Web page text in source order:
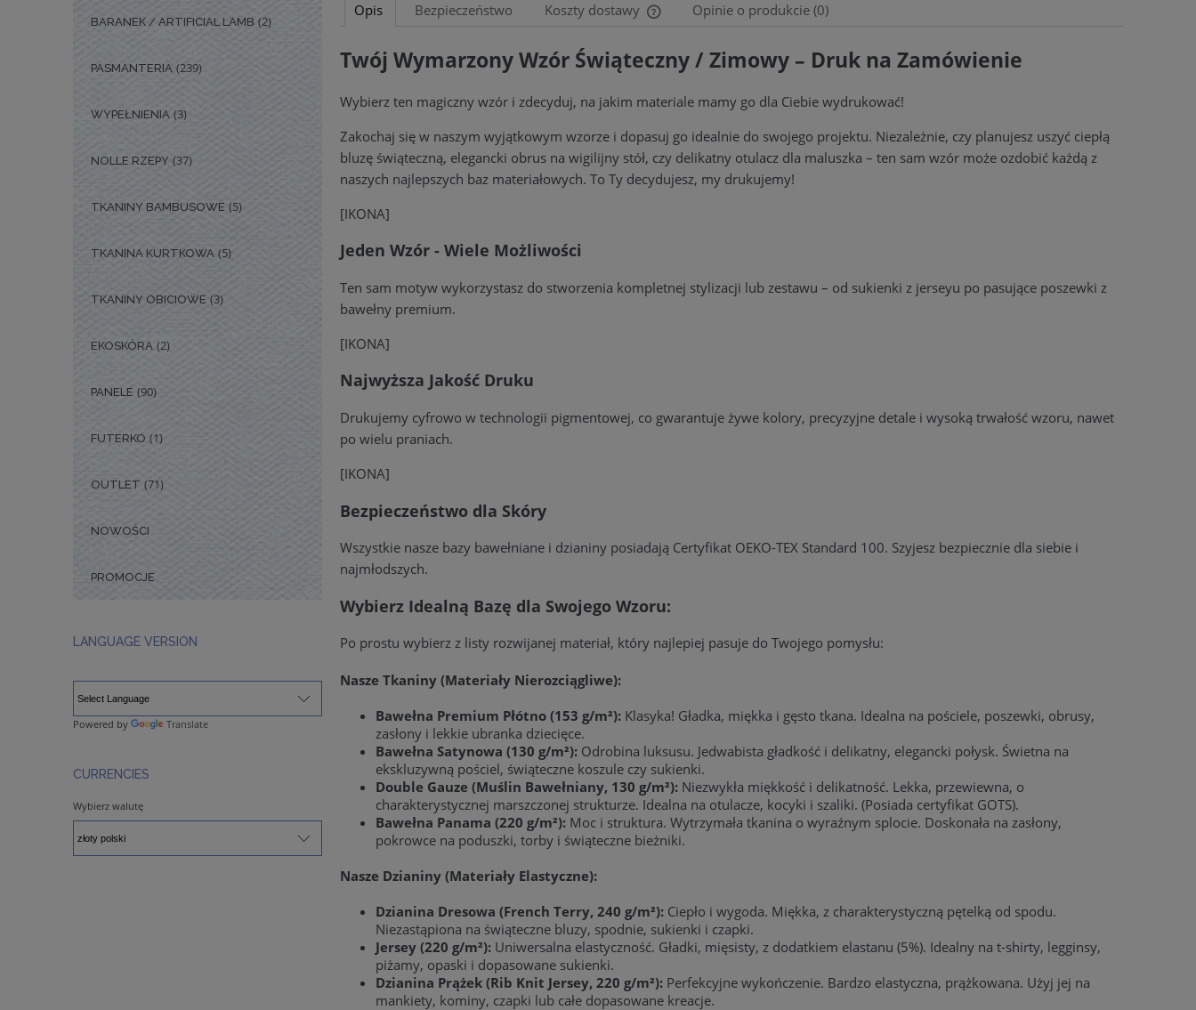
BARANEK / ARTIFICIAL LAMB (2)
PASMANTERIA (239)
WYPEŁNIENIA (3)
NOLLE RZEPY (37)
TKANINY BAMBUSOWE (5)
TKANINA KURTKOWA (5)
TKANINY OBICIOWE (3)
EKOSKÓRA (2)
PANELE (90)
FUTERKO (1)
OUTLET (71)
NOWOŚCI
PROMOCJE
LANGUAGE VERSION
Powered by Translate
CURRENCIES
Wybierz walutę
Opis Bezpieczeństwo Koszty dostawy
Cena nie zawiera ewentualnych kosztów
płatności
Opinie o produkcie (0)
Twój Wymarzony Wzór Świąteczny / Zimowy – Druk na Zamówienie
Wybierz ten magiczny wzór i zdecyduj, na jakim materiale mamy go dla Ciebie wydrukować!
Zakochaj się w naszym wyjątkowym wzorze i dopasuj go idealnie do swojego projektu. Niezależnie, czy planujesz uszyć ciepłą
bluzę świąteczną, elegancki obrus na wigilijny stół, czy delikatny otulacz dla maluszka – ten sam wzór może ozdobić każdą z
naszych najlepszych baz materiałowych. To Ty decydujesz, my drukujemy!
[IKONA]
Jeden Wzór - Wiele Możliwości
Ten sam motyw wykorzystasz do stworzenia kompletnej stylizacji lub zestawu – od sukienki z jerseyu po pasujące poszewki z
bawełny premium.
[IKONA]
Najwyższa Jakość Druku
Drukujemy cyfrowo w technologii pigmentowej, co gwarantuje żywe kolory, precyzyjne detale i wysoką trwałość wzoru, nawet
po wielu praniach.
[IKONA]
Bezpieczeństwo dla Skóry
Wszystkie nasze bazy bawełniane i dzianiny posiadają Certyfikat OEKO-TEX Standard 100. Szyjesz bezpiecznie dla siebie i
najmłodszych.
Wybierz Idealną Bazę dla Swojego Wzoru:
Po prostu wybierz z listy rozwijanej materiał, który najlepiej pasuje do Twojego pomysłu:
Nasze Tkaniny (Materiały Nierozciągliwe):
Bawełna Premium Płótno (153 g/m²): Klasyka! Gładka, miękka i gęsto tkana. Idealna na pościele, poszewki, obrusy,
zasłony i lekkie ubranka dziecięce.
Bawełna Satynowa (130 g/m²): Odrobina luksusu. Jedwabista gładkość i delikatny, elegancki połysk. Świetna na
ekskluzywną pościel, świąteczne koszule czy sukienki.
Double Gauze (Muślin Bawełniany, 130 g/m²): Niezwykła miękkość i delikatność. Lekka, przewiewna, o
charakterystycznej marszczonej strukturze. Idealna na otulacze, kocyki i szaliki. (Posiada certyfikat GOTS).
Bawełna Panama (220 g/m²): Moc i struktura. Wytrzymała tkanina o wyraźnym splocie. Doskonała na zasłony,
pokrowce na poduszki, torby i świąteczne bieżniki.
Nasze Dzianiny (Materiały Elastyczne):
Dzianina Dresowa (French Terry, 240 g/m²): Ciepło i wygoda. Miękka, z charakterystyczną pętelką od spodu.
Niezastąpiona na świąteczne bluzy, spodnie, sukienki i czapki.
Jersey (220 g/m²): Uniwersalna elastyczność. Gładki, mięsisty, z dodatkiem elastanu (5%). Idealny na t-shirty, legginsy,
piżamy, opaski i dopasowane sukienki.
Dzianina Prążek (Rib Knit Jersey, 220 g/m²): Perfekcyjne wykończenie. Bardzo elastyczna, prążkowana. Użyj jej na
mankiety, kominy, czapki lub całe dopasowane kreacje.